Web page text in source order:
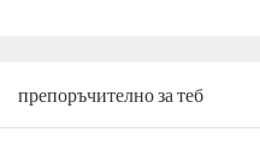
препоръчително за теб